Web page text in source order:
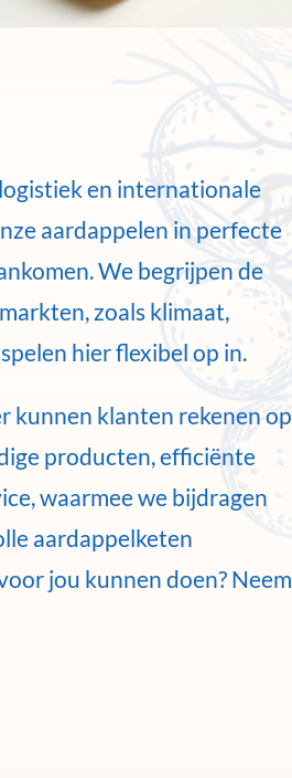
en internationale
aardappelen in perfecte
We begrijpen de
zoals klimaat,
hier flexibel op in.
kunnen klanten rekenen op
producten, efficiënte
waarmee we bijdragen
aardappelketen
jou kunnen doen? Neem